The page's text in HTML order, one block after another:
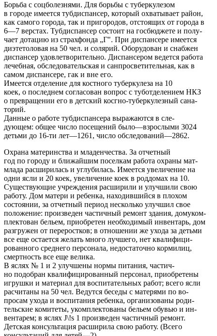
Борьба с соцболезнями. Для борьбы с туберкулезом
в городе имеется тубдиспансер, который охватывает район,
как самого города, так и пригородов, отстоящих от города в
6—7 верстах. Тубдиспансер состоит на госбюджете и полу-
чает дотацию из страхфонда „Г". При диспансере имеется
диэтетоловая на 50 чел. и солярий. Оборудован и снабжен
диспансер удовлетворительно. Диспансером ведется работа
лечебная, обследовательская и санпросветительная, как в
самом диспансере, гак и вне его.
Имеется отделение для костного туберкулеза на 10
коек, о последнем согласован вопрос с туботделением НКЗ
о превращении его в детский косгно-туберкулезный сана-
торий.
Данные о работе тубдиспансера выражаются в сле-
дующем: общее число посещений было—взрослыми 3024
детьми до 16-ти лет—1261, число обследований—2862.
Охрана материнства и младенчества. За отчетный
год по городу и ближайшим поселкам работа охраны мат-
млада расширилась и углубилась. Имеется увеличение на
одни ясли и 20 коек, увеличение коек в роддомах на 10.
Существующие учреждения расширили и улучшили свою
работу. Дом матери и ребенка, находившийся в плохом
состоянии, за отчетный период несколько улучшил свое
положение: произведен частичный ремонт здания, домуком-
плектован бельем, приобретен необходимый инвентарь, дом
разгружен от переростков; в отношении же ухода за детьми
все еще остается желать много лучшего, нет квалифици-
рованного среднего персонала, недостаточно кормилиц,
смертность все еще велика.
В яслях № 1 и 2 улучшены нормы питания, частич-
но подобран квалифицированный персонал, приобретены
игрушки и материал для воспитательных работ; всего ясли
расчитаны на 50 чел. Ведутся беседы с матерями по во-
просам ухода и воспитания ребенка, организованы роди-
тельские комитеты, укомплектованы бельем обувью и ин-
вентарем; в яслях J\!s 1 произведен частичный ремонт.
Детская консультация расширила свою работу. (Всего